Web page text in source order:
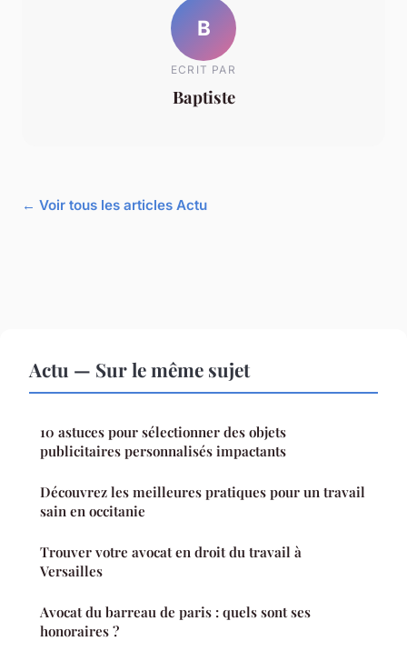
B
ECRIT PAR
Baptiste
← Voir tous les articles Actu
Actu — Sur le même sujet
10 astuces pour sélectionner des objets
publicitaires personnalisés impactants
Découvrez les meilleures pratiques pour un travail
sain en occitanie
Trouver votre avocat en droit du travail à
Versailles
Avocat du barreau de paris : quels sont ses
honoraires ?